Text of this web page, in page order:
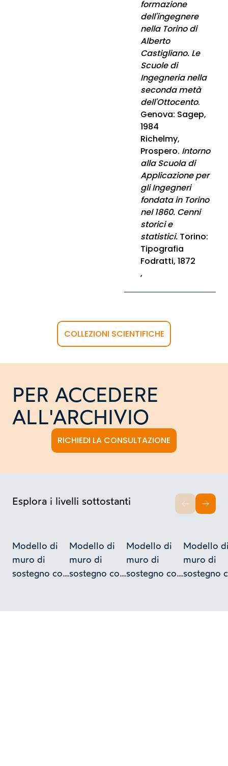
formazione
dell'ingegnere
nella Torino di
Alberto
Castigliano. Le
Scuole di
Ingegneria nella
seconda metà
dell'Ottocento​.
Genova: Sagep,
1984
Richelmy,
Prospero. Intorno
alla Scuola di
Applicazione per
gli Ingegneri
fondata in Torino
nel 1860. Cenni
storici e
statistici. Torino:
Tipografia
Fodratti, 1872
,
COLLEZIONI SCIENTIFICHE
PER ACCEDERE
ALL'ARCHIVIO
RICHIEDI LA CONSULTAZIONE
Esplora i livelli sottostanti
Modello di
muro di
sostegno con
Collezione
Modello di
muro di
sostegno con
Collezione
Modello di
muro di
sostegno con
Collezione
Modello
muro di
sostegno
Collezione
INDIETRO